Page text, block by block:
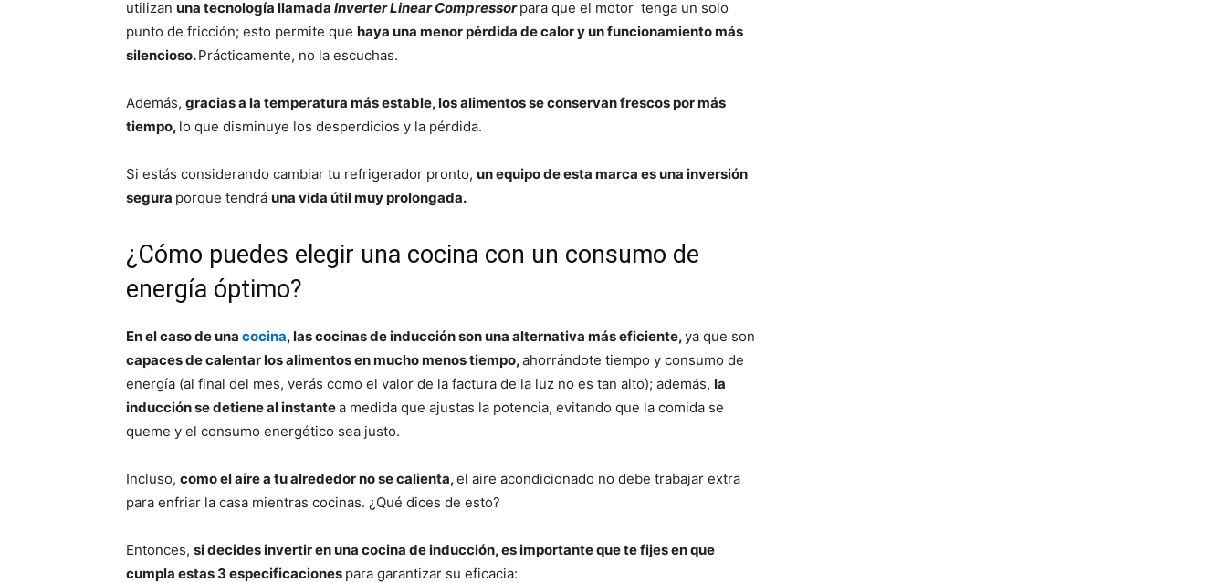
utilizan una tecnología llamada Inverter Linear Compressorpara que el motor tenga un solo
punto de fricción; esto permite que haya una menor pérdida de calor y un funcionamiento más
silencioso.Prácticamente, no la escuchas.
Además, gracias a la temperatura más estable, los alimentos se conservan frescos por más
tiempo, lo que disminuye los desperdicios y la pérdida.
Si estás considerando cambiar tu refrigerador pronto, un equipo de esta marca es una inversión
segura porque tendrá una vida útil muy prolongada.
¿Cómo puedes elegir una cocina con un consumo de
energía óptimo?
En el caso de una cocina, las cocinas de inducción son una alternativa más eficiente,ya que son
capaces de calentar los alimentos en mucho menos tiempo,ahorrándote tiempo y consumo de
energía (al final del mes, verás como el valor de la factura de la luz no es tan alto); además, la
inducción se detiene al instantea medida que ajustas la potencia, evitando que la comida se
queme y el consumo energético sea justo.
Incluso, como el aire a tu alrededor no se calienta,el aire acondicionado no debe trabajar extra
para enfriar la casa mientras cocinas. ¿Qué dices de esto?
Entonces, si decides invertir en una cocina de inducción, es importante que te fijes en que
cumpla estas 3 especificaciones para garantizar su eficacia: